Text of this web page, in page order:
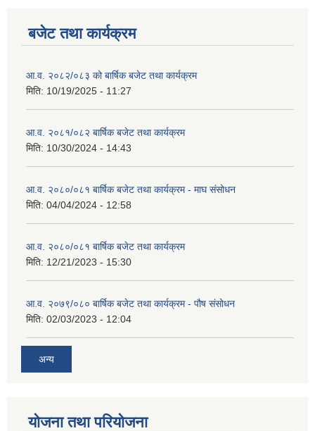
बजेट तथा कार्यक्रम
आ.व. २०८२/०८३ को बार्षिक बजेट तथा कार्यक्रम
मिति: 10/19/2025 - 11:27
आ.व. २०८१/०८२ बार्षिक बजेट तथा कार्यक्रम
मिति: 10/30/2024 - 14:43
आ.व. २०८०/०८१ बार्षिक बजेट तथा कार्यक्रम - माघ संसोधन
मिति: 04/04/2024 - 12:58
आ.व. २०८०/०८१ बार्षिक बजेट तथा कार्यक्रम
मिति: 12/21/2023 - 15:30
आ.व. २०७९/०८० बार्षिक बजेट तथा कार्यक्रम - पौष संसोधन
मिति: 02/03/2023 - 12:04
अन्य
योजना तथा परियोजना